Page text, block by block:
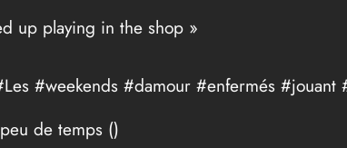
up playing in the shop »
#weekends #damour #enfermés #jouant
de temps ()